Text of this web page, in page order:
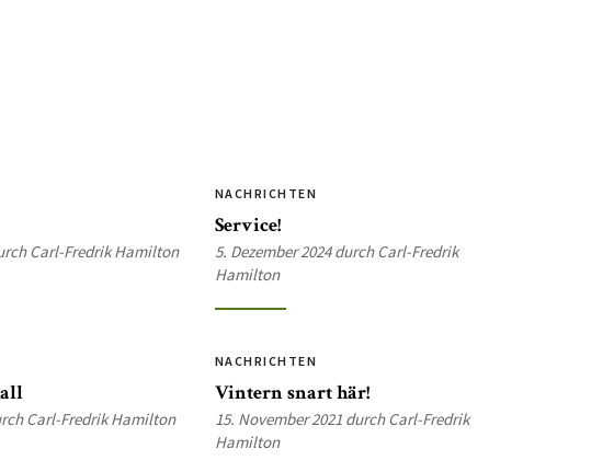
Carl-Fredrik Hamilton
NACHRICHTEN
Service!
5. Dezember 2024 durch Carl-Fredrik
Hamilton
Carl-Fredrik Hamilton
NACHRICHTEN
Vintern snart här!
15. November 2021 durch Carl-Fredrik
Hamilton